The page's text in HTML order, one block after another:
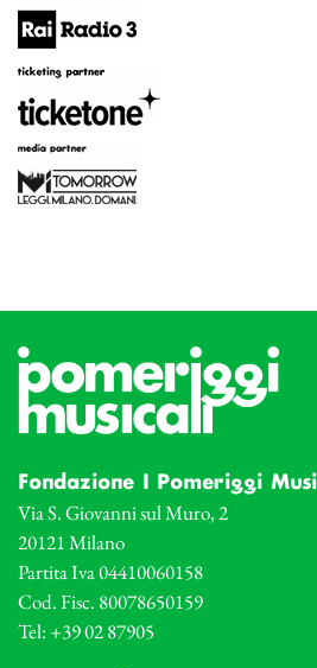
Fondazione I Pomeriggi
Via S. Giovanni sul Muro, 2
20121 Milano
Partita Iva 04410060158
Cod. Fisc. 80078650159
Tel: +39 02 87905